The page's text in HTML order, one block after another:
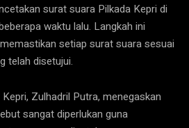
surat suara Pilkada Kepri di
waktu lalu. Langkah ini
setiap surat suara sesuai
telah disetujui.
Zulhadril Putra, menegaskan
sangat diperlukan guna